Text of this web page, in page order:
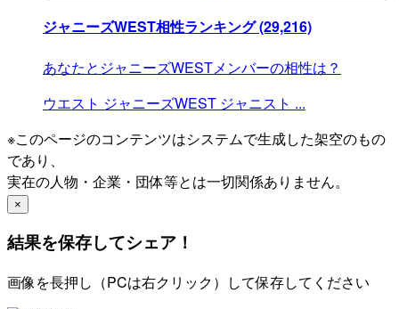
ジャニーズWEST相性ランキング(29,216)
あなたとジャニーズWESTメンバーの相性は？
ウエスト ジャニーズWEST ジャニスト ...
※このページのコンテンツはシステムで生成した架空のもの
であり、
実在の人物・企業・団体等とは一切関係ありません。
×
結果を保存してシェア！
画像を長押し（PCは右クリック）して保存してください